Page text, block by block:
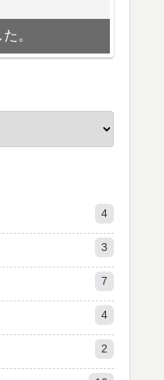
。
4
3
7
4
2